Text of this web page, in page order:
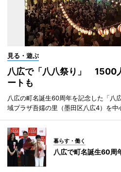
見る・遊ぶ
八広で「八八祭り」 1500
ートも
八広の町名誕生60周年を記念した「八
域プラザ吾嬬の里（墨田区八広4）を中
暮らす・働く
八広で町名誕生60